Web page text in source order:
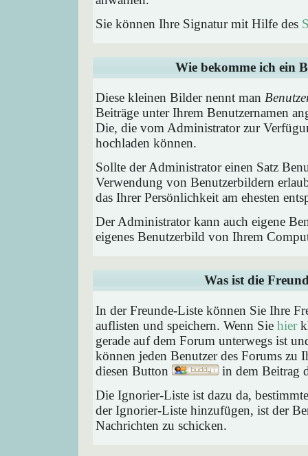
Sie können Ihre Signatur mit Hilfe des
Wie bekomme ich ein
Diese kleinen Bilder nennt man
Beiträge unter Ihrem Benutzernamen
Die, die vom Administrator zur
hochladen können.
Sollte der Administrator einen Satz
Verwendung von Benutzerbildern
das Ihrer Persönlichkeit am ehesten
Der Administrator kann auch eigene
eigenes Benutzerbild von Ihrem
Was ist die
In der Freunde-Liste können Sie Ihre
auflisten und speichern. Wenn Sie hier
gerade auf dem Forum unterwegs ist
können jeden Benutzer des Forums zu
diesen Button
in dem Beitrag
Die Ignorier-Liste ist dazu da,
der Ignorier-Liste hinzufügen, ist der
Nachrichten zu schicken.